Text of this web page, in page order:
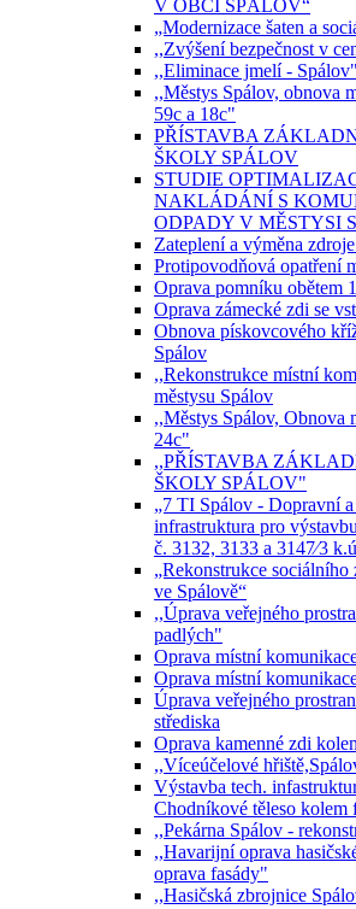
V OBCI SPÁLOV“
„Modernizace šaten a
,,Zvýšení bezpečnost v
,,Eliminace jmelí - Spálov"
,,Městys Spálov, obnova
59c a 18c"
PŘÍSTAVBA
ŠKOLY SPÁLOV
STUDIE
NAKLÁDÁNÍ S
ODPADY V MĚSTYSI
Zateplení a výměna
Protipovodňová opatření
Oprava pomníku obětem
Oprava zámecké zdi se
Obnova pískovcového
Spálov
,,Rekonstrukce místní
městysu Spálov
,,Městys Spálov, Obnova
24c"
,,PŘÍSTAVBA
ŠKOLY SPÁLOV"
„7 TI Spálov - Dopravní
infrastruktura pro
č. 3132, 3133 a 3147⁄3
„Rekonstrukce
ve Spálově“
,,Úprava veřejného
padlých"
Oprava místní
Oprava místní
Úprava veřejného
střediska
Oprava kamenné zdi
,,Víceúčelové
Výstavba tech.
Chodníkové těleso kolem
,,Pekárna Spálov -
,,Havarijní oprava
oprava fasády"
,,Hasičská zbrojnice